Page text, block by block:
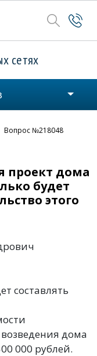
сетях
Вопрос №218048
проект дома
будет
этого
составлять
дома
000 рублей.